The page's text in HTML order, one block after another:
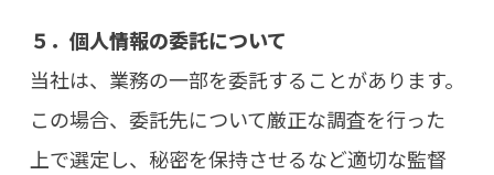
５．個人情報の委託について
当社は、業務の一部を委託することがあります。
この場合、委託先について厳正な調査を行った
上で選定し、秘密を保持させるなど適切な監督